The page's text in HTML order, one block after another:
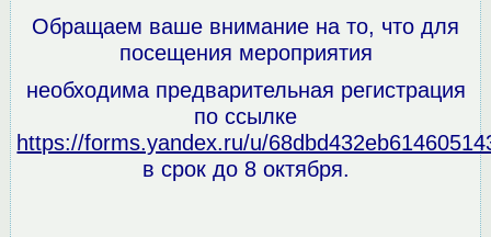
Обращаем ваше внимание на то, что для
посещения мероприятия
необходима предварительная регистрация
по ссылке
https://forms.yandex.ru/u/
в срок до 8 октября.